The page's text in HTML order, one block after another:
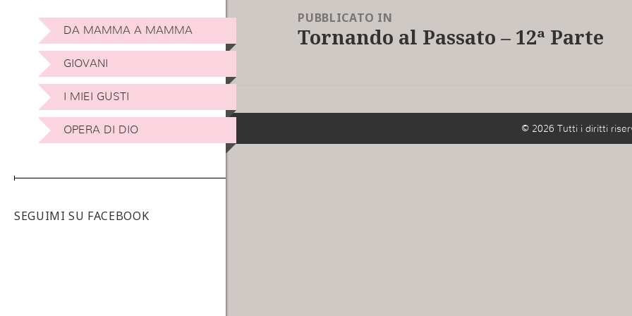
DA MAMMA A MAMMA
GIOVANI
I MIEI GUSTI
OPERA DI DIO
SEGUIMI SU FACEBOOK
PUBBLICATO IN
Tornando al Passato – 12ª Parte
© 2026 Tutti i diritti